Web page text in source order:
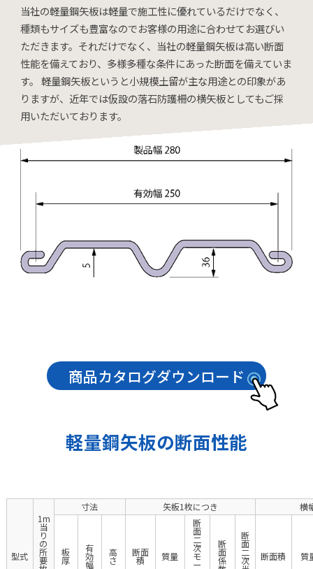
当社の軽量鋼矢板は軽量で施工性に優れているだけでなく、
種類もサイズも豊富なのでお客様の用途に合わせてお選びい
ただきます。それだけでなく、当社の軽量鋼矢板は高い断面
性能を備えており、多様多種な条件にあった断面を備えていま
す。 軽量鋼矢板というと小規模土留が主な用途との印象があ
りますが、近年では仮設の落石防護柵の横矢板としてもご採
用いただいております。
商品カタログダウンロード
軽量鋼矢板の断面性能
型式
1m
当
り
の
所
要
寸法 矢板1枚につき 横
板
厚
有
効
幅
高
さ
断面
積 質量
断
面
二
次
モ
ー
断
面
係
断
面
二
次 断面積 質